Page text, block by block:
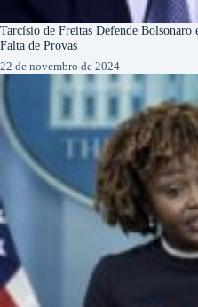
Tarcísio de Freitas Defende
Falta de Provas
22 de novembro de 2024